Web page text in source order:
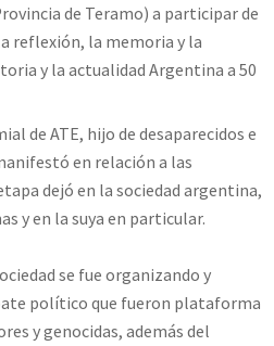
de Teramo) a participar de
reflexión, la memoria y la
y la actualidad Argentina a 50
de ATE, hijo de desaparecidos e
en relación a las
dejó en la sociedad argentina,
y en la suya en particular.
se fue organizando y
político que fueron plataforma
y genocidas, además del